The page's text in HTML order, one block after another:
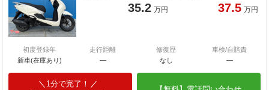
35.2 万円 37.5 万円
初度登録年
新車(在庫あり)
走行距離
―
修復歴
なし
車検/自賠責
―
1分で完了！